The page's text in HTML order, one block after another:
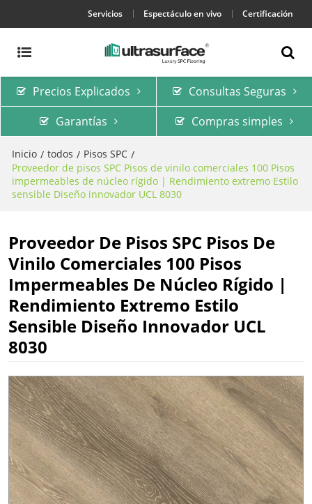
Servicios Espectáculo en vivo Certificación
Precios Explicados
Consultas Seguras
Garantías
Compras simples
Inicio / todos / Pisos SPC /
Proveedor de pisos SPC Pisos de vinilo comerciales 100 Pisos
impermeables de núcleo rígido | Rendimiento extremo Estilo
sensible Diseño innovador UCL 8030
Proveedor De Pisos SPC Pisos De
Vinilo Comerciales 100 Pisos
Impermeables De Núcleo Rígido |
Rendimiento Extremo Estilo
Sensible Diseño Innovador UCL
8030